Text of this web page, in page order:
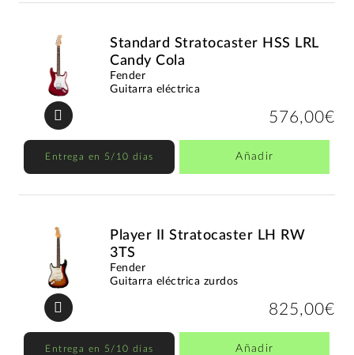
Standard Stratocaster HSS LRL
Candy Cola
Fender
Guitarra eléctrica
576,00€
Entrega en 5/10 días Añadir
Player II Stratocaster LH RW
3TS
Fender
Guitarra eléctrica zurdos
825,00€
Entrega en 5/10 días Añadir